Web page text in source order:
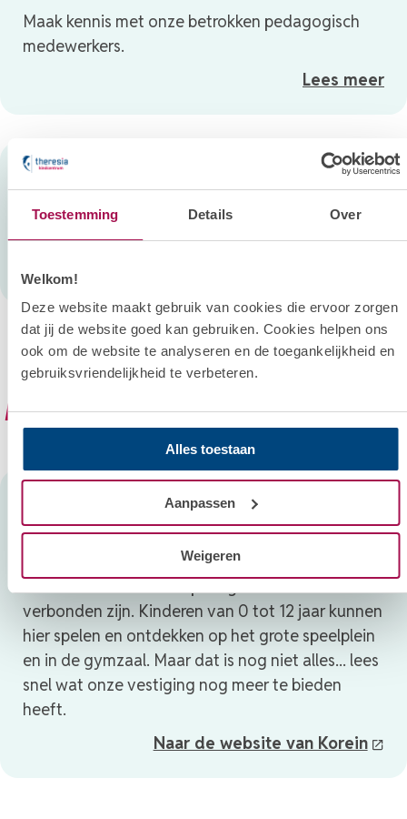
Toestemming Details Over
Welkom!
Deze website maakt gebruik van cookies die ervoor zorgen
dat jij de website goed kan gebruiken. Cookies helpen ons
ook om de website te analyseren en de toegankelijkheid en
gebruiksvriendelijkheid te verbeteren.
Alles toestaan
Aanpassen
Weigeren
Maak kennis met onze betrokken pedagogisch
medewerkers.
Lees meer
Praktische zaken
Bekijk openingstijden, groepen en andere
handige info in één overzicht.
Meer informatie over Korein
In Strijp in de wijk 't Ven ligt Kindcentrum Theresia
aan de Zeelsterstraat. Een prachtige vestiging
verbonden zijn. Kinderen van 0 tot 12 jaar kunnen
hier spelen en ontdekken op het grote speelplein
en in de gymzaal. Maar dat is nog niet alles... lees
snel wat onze vestiging nog meer te bieden
heeft.
Naar de website van Korein